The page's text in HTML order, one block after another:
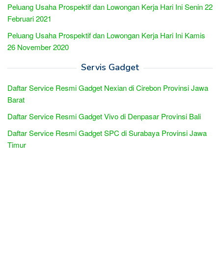
Peluang Usaha Prospektif dan Lowongan Kerja Hari Ini Senin 22
Februari 2021
Peluang Usaha Prospektif dan Lowongan Kerja Hari Ini Kamis
26 November 2020
Servis Gadget
Daftar Service Resmi Gadget Nexian di Cirebon Provinsi Jawa
Barat
Daftar Service Resmi Gadget Vivo di Denpasar Provinsi Bali
Daftar Service Resmi Gadget SPC di Surabaya Provinsi Jawa
Timur